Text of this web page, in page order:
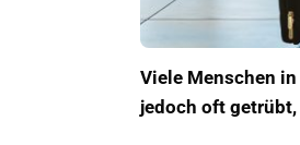
Viele Menschen
jedoch oft